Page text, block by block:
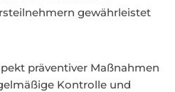
gewährleistet
präventiver Maßnahmen
Kontrolle und